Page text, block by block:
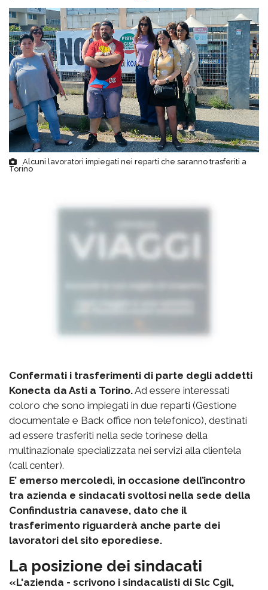
Alcuni lavoratori impiegati nei reparti che saranno trasferiti a
Torino
Confermati i trasferimenti di parte degli addetti
Konecta da Asti a Torino.Ad essere interessati
coloro che sono impiegati in due reparti (Gestione
documentale e Back office non telefonico), destinati
ad essere trasferiti nella sede torinese della
multinazionale specializzata nei servizi alla clientela
(call center).
E’ emerso mercoledì, in occasione dell’incontro
tra azienda e sindacati svoltosi nella sede della
Confindustria canavese, dato che il
trasferimento riguarderà anche parte dei
lavoratori del sito eporediese.
La posizione dei sindacati
«L'azienda - scrivono i sindacalisti di Slc Cgil,